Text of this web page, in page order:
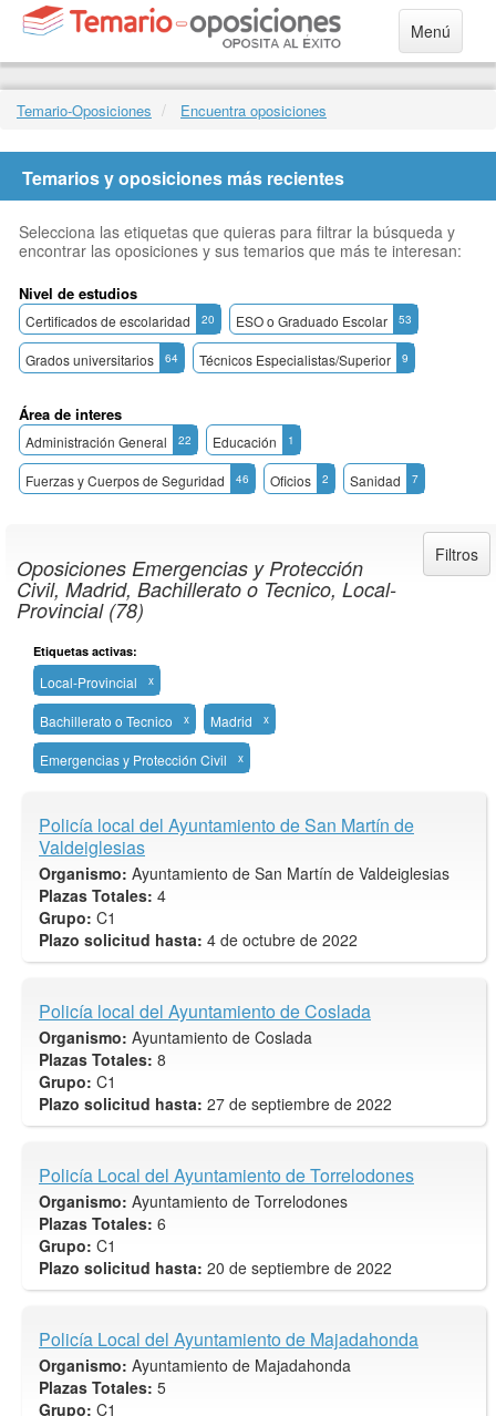
Menú
Temario-Oposiciones Encuentra oposiciones
Temarios y oposiciones más recientes
Selecciona las etiquetas que quieras para filtrar la búsqueda y
encontrar las oposiciones y sus temarios que más te interesan:
Nivel de estudios
Certificados de escolaridad 20 ESO o Graduado Escolar 53
Grados universitarios 64 Técnicos Especialistas/Superior 9
Área de interes
Administración General 22 Educación 1
Fuerzas y Cuerpos de Seguridad 46 Oficios 2 Sanidad 7
Oposiciones Emergencias y Protección
Civil, Madrid, Bachillerato o Tecnico, Local-
Provincial (78)
Filtros
Etiquetas activas:
Local-Provincial x
Bachillerato o Tecnico x Madrid x
Emergencias y Protección Civil x
Policía local del Ayuntamiento de San Martín de
Valdeiglesias
Organismo: Ayuntamiento de San Martín de Valdeiglesias
Plazas Totales: 4
Grupo: C1
Plazo solicitud hasta: 4 de octubre de 2022
Policía local del Ayuntamiento de Coslada
Organismo: Ayuntamiento de Coslada
Plazas Totales: 8
Grupo: C1
Plazo solicitud hasta: 27 de septiembre de 2022
Policía Local del Ayuntamiento de Torrelodones
Organismo: Ayuntamiento de Torrelodones
Plazas Totales: 6
Grupo: C1
Plazo solicitud hasta: 20 de septiembre de 2022
Policía Local del Ayuntamiento de Majadahonda
Organismo: Ayuntamiento de Majadahonda
Plazas Totales: 5
Grupo: C1